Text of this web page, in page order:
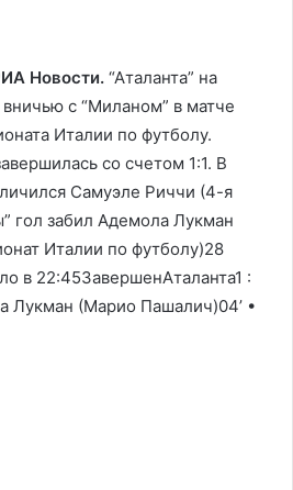
Новости. “Аталанта” на
с “Миланом” в матче
Италии по футболу.
со счетом 1:1. В
Самуэле Риччи (4-я
гол забил Адемола Лукман
Италии по футболу)28
в 22:45ЗавершенАталанта1 :
Лукман (Марио Пашалич)04‎’‎ •